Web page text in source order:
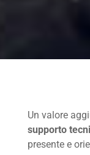
Un valore
supporto
presente e